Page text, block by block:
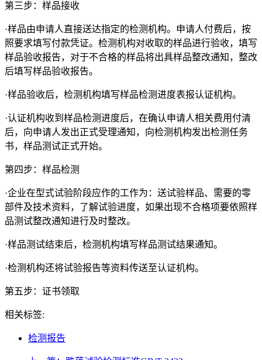
第三步：样品接收
·样品由申请人直接送达指定的检测机构。申请人付费后，按
照要求填写付款凭证。检测机构对收取的样品进行验收，填写
样品验收报告，对于不合格的样品将出具样品整改通知，整改
后填写样品验收报告。
·样品验收后，检测机构填写样品检测进度表报认证机构。
·认证机构收到样品检测进度后，在确认申请人相关费用付清
后，向申请人发出正式受理通知，向检测机构发出检测任务
书，样品测试正式开始。
第四步：样品检测
·企业在型式试验阶段应作的工作为：送试验样品、需要的零
部件及技术资料，了解试验进度，如果出现不合格项要依照样
品测试整改通知进行及时整改。
·样品测试结束后，检测机构填写样品测试结果通知。
·检测机构还将试验报告等资料传送至认证机构。
第五步：证书领取
相关标签:
检测报告